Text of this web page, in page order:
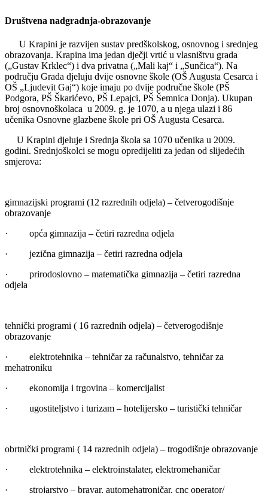
Društvena nadgradnja-obrazovanje
U Krapini je razvijen sustav predškolskog, osnovnog i srednjeg
obrazovanja. Krapina ima jedan dječji vrtić u vlasništvu grada
(„Gustav Krklec“) i dva privatna („Mali kaj“ i „Sunčica“). Na
području Grada djeluju dvije osnovne škole (OŠ Augusta Cesarca i
OŠ „Ljudevit Gaj“) koje imaju po dvije područne škole (PŠ
Podgora, PŠ Škarićevo, PŠ Lepajci, PŠ Šemnica Donja). Ukupan
broj osnovnoškolaca u 2009. g. je 1070, a u njega ulazi i 86
učenika Osnovne glazbene škole pri OŠ Augusta Cesarca.
U Krapini djeluje i Srednja škola sa 1070 učenika u 2009.
godini. Srednjoškolci se mogu opredijeliti za jedan od slijedećih
smjerova:
gimnazijski programi (12 razrednih odjela) – četverogodišnje
obrazovanje
· opća gimnazija – četiri razredna odjela
· jezična gimnazija – četiri razredna odjela
· prirodoslovno – matematička gimnazija – četiri razredna
odjela
tehnički programi ( 16 razrednih odjela) – četverogodišnje
obrazovanje
· elektrotehnika – tehničar za računalstvo, tehničar za
mehatroniku
· ekonomija i trgovina – komercijalist
· ugostiteljstvo i turizam – hotelijersko – turistički tehničar
obrtnički programi ( 14 razrednih odjela) – trogodišnje obrazovanje
· elektrotehnika – elektroinstalater, elektromehaničar
· strojarstvo – bravar, automehatroničar, cnc operator/